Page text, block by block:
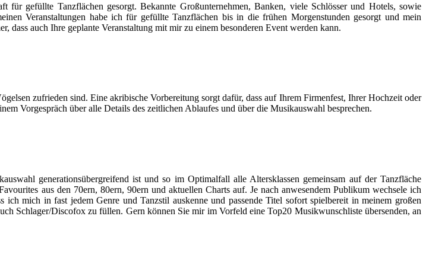
gefüllte Tanzflächen gesorgt. Bekannte Großunternehmen, Banken, viele Schlösser und Hotels, sowie
Veranstaltungen habe ich für gefüllte Tanzflächen bis in die frühen Morgenstunden gesorgt und mein
auch Ihre geplante Veranstaltung mit mir zu einem besonderen Event werden kann.
zufrieden sind. Eine akribische Vorbereitung sorgt dafür, dass auf Ihrem Firmenfest, Ihrer Hochzeit oder
Vorgespräch über alle Details des zeitlichen Ablaufes und über die Musikauswahl besprechen.
generationsübergreifend ist und so im Optimalfall alle Altersklassen gemeinsam auf der Tanzfläche
aus den 70ern, 80ern, 90ern und aktuellen Charts auf. Je nach anwesendem Publikum wechsele ich
mich in fast jedem Genre und Tanzstil auskenne und passende Titel sofort spielbereit in meinem großen
Schlager/Discofox zu füllen. Gern können Sie mir im Vorfeld eine Top20 Musikwunschliste übersenden, an